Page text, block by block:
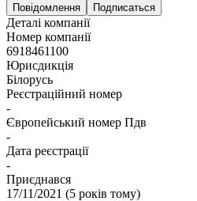
Повідомлення
Подписаться
Деталі компанії
Номер компанії
6918461100
Юрисдикція
Білорусь
Реєстраційний номер
-
Європейський номер Пдв
-
Дата реєстрації
-
Приєднався
17/11/2021 (5 років тому)